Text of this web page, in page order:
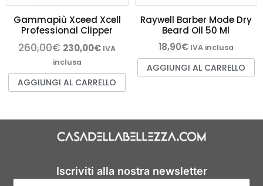
Gammapiù Xceed Xcell
Professional Clipper
260,00€ 230,00€ IVA
inclusa
AGGIUNGI AL CARRELLO
Raywell Barber Mode Dry
Beard Oil 50 Ml
18,90€IVA inclusa
AGGIUNGI AL CARRELLO
Iscriviti alla nostra newsletter